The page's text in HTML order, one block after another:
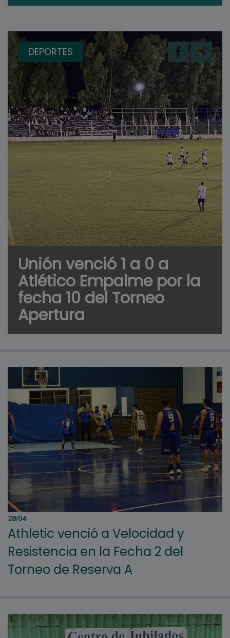
DEPORTES
Unión venció 1 a 0 a
Atlético Empalme por la
fecha 10 del Torneo
Apertura
28/04
Athletic venció a Velocidad y
Resistencia en la Fecha 2 del
Torneo de Reserva A